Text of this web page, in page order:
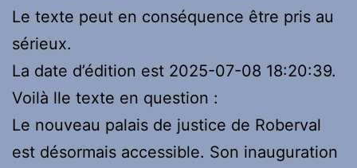
Le texte peut en conséquence être pris au
sérieux.
La date d’édition est 2025-07-08 18:20:39.
Voilà lle texte en question :
Le nouveau palais de justice de Roberval
est désormais accessible. Son inauguration